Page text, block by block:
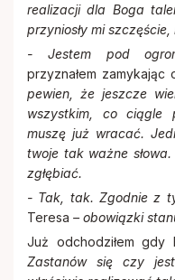
realizacji dla Boga
przyniosły mi
- Jestem pod
przyznałem
pewien, że jeszcze
wszystkim, co ciągle
muszę już wracać.
twoje tak ważne
zgłębiać.
- Tak, tak. Zgodnie z
Teresa – obowiązki
Już odchodziłem gdy
Zastanów się czy